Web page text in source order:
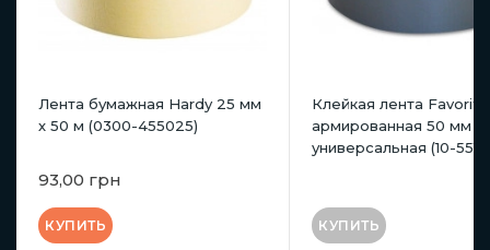
Лента бумажная Hardy 25 мм
х 50 м (0300-455025)
93,00 грн
КУПИТЬ
Клейкая лента Favorit
армированная 50 мм х
универсальная (10-551)
КУПИТЬ